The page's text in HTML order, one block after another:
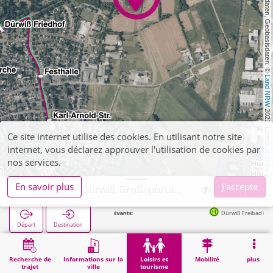
, Kartendaten, Geobasisdaten: ©
Land NRW
2021, Lizenz
dl-de/by-2-0
Recherche de
trajet
Informations sur la
ville
Loisirs et
tourisme
Mobilité plus
Départ Destination
Arrêts suivants: Dürwiß Freibad in 366m
Démarrage Loisirs et tourisme Eschweiler, Dürwiß Großsportanlage
Ce site internet utilise des cookies. En utilisant notre site
internet, vous déclarez approuver l'utilisation de cookies par
nos services.
En savoir plus
J'accepte